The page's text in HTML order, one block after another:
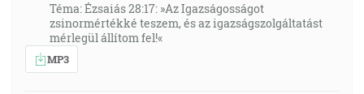
Téma: Ézsaiás 28:17: »Az Igazságosságot
zsinormértékké teszem, és az igazságszolgáltatást
mérlegül állítom fel!«
MP3